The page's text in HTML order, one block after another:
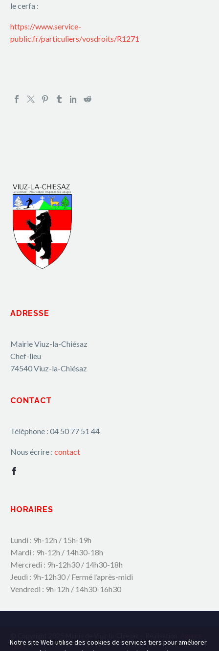
le cerfa :
https://www.service-
public.fr/particuliers/vosdroits/R1271
ADRESSE
Mairie Viuz-la-Chiésaz
Chef-lieu
74540 Viuz-la-Chiésaz
CONTACT
Téléphone : 04 50 77 51 44
Nous écrire : contact
HORAIRES
Lundi : 9h-12h / 15h-19h
Mardi : 9h-12h / 14h30-18h
Mercredi : 9h-12h30 / 14h30-18h
Jeudi : 9h-12h30 / Fermé l’après-midi
Vendredi : 9h-12h / 14h30-16h30
109.C
Notre site Web utilise des cookies de services tiers pour améliorer